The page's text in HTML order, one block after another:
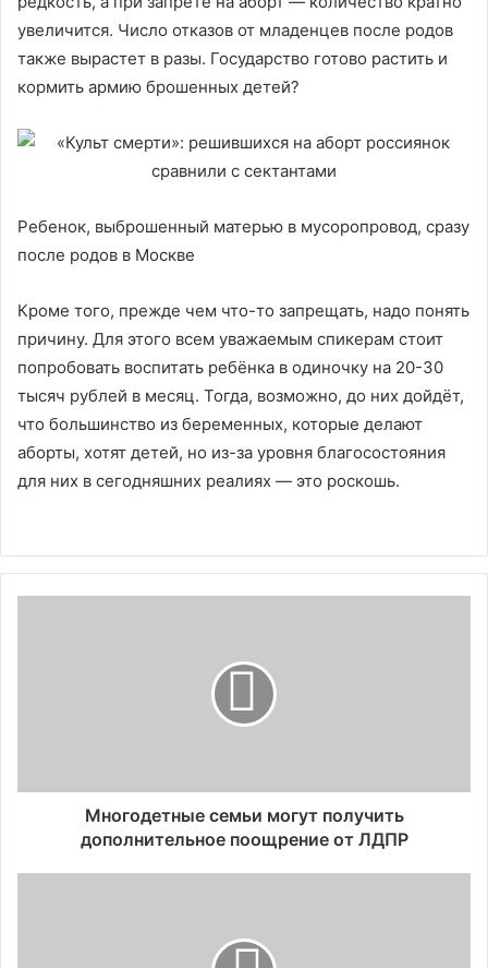
увеличится. Число отказов от младенцев после родов
также вырастет в разы. Государство готово растить и
кормить армию брошенных детей?
Ребенок, выброшенный матерью в мусоропровод, сразу
после родов в Москве
Кроме того, прежде чем что-то запрещать, надо понять
причину. Для этого всем уважаемым спикерам стоит
попробовать воспитать ребёнка в одиночку на 20-30
тысяч рублей в месяц. Тогда, возможно, до них дойдёт,
что большинство из беременных, которые делают
аборты, хотят детей, но из-за уровня благосостояния
для них в сегодняшних реалиях — это роскошь.
Многодетные семьи могут получить
дополнительное поощрение от ЛДПР